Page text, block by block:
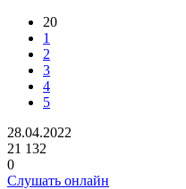
20
1
2
3
4
5
28.04.2022
21 132
0
Слушать онлайн